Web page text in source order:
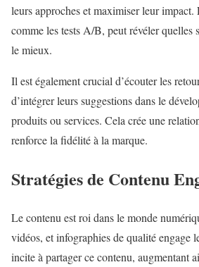
leurs approches et maximiser leur impact.
comme les tests A/B, peut révéler quelles
le mieux.
Il est également crucial d’écouter les
d’intégrer leurs suggestions dans le
produits ou services. Cela crée une
renforce la fidélité à la marque.
Stratégies de Contenu
Le contenu est roi dans le monde
vidéos, et infographies de qualité engage
incite à partager ce contenu, augmentant